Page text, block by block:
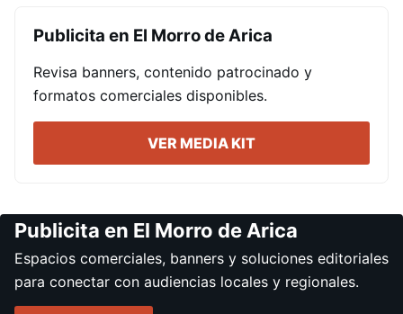
Publicita en El Morro de Arica
Revisa banners, contenido patrocinado y
formatos comerciales disponibles.
VER MEDIA KIT
Publicita en El Morro de Arica
Espacios comerciales, banners y soluciones editoriales
para conectar con audiencias locales y regionales.